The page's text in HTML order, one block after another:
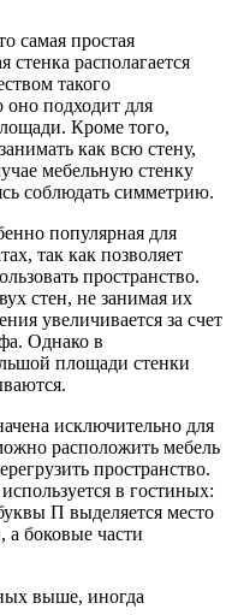
самая простая
стенка располагается
такого
оно подходит для
Кроме того,
как всю стену,
мебельную стенку
соблюдать симметрию.
популярная для
так как позволяет
пространство.
стен, не занимая их
увеличивается за счет
Однако в
площади стенки
исключительно для
расположить мебель
пространство.
в гостиных:
П выделяется место
а боковые части
выше, иногда